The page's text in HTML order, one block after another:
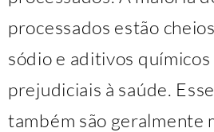
processados estão
sódio e aditivos
prejudiciais à saúde.
também são geralmente